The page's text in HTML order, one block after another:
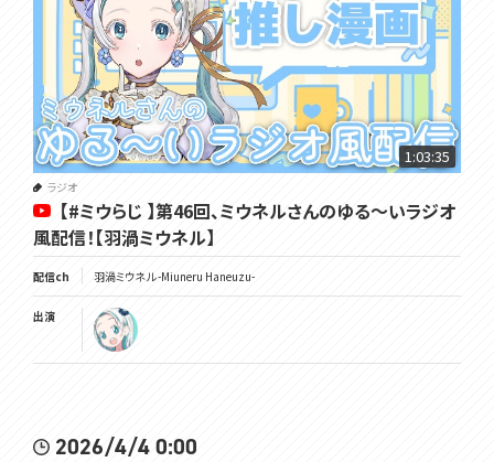
1:03:35
ラジオ
【#ミウらじ 】第46回、ミウネルさんのゆる～いラジオ
風配信！【羽渦ミウネル】
配信ch 羽渦ミウネル -Miuneru Haneuzu-
出演
2026/4/4 0:00